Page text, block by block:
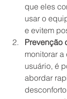
que eles
usar o
e evitem
Prevenção
monitorar
usuário, é
abordar